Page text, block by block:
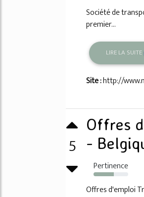
Société de
premier...
LIRE LA SUITE
Site :http://
5
Offres
-
Pertinence
58%
Offres d'emploi